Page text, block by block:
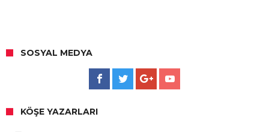
SOSYAL MEDYA
KÖŞE YAZARLARI